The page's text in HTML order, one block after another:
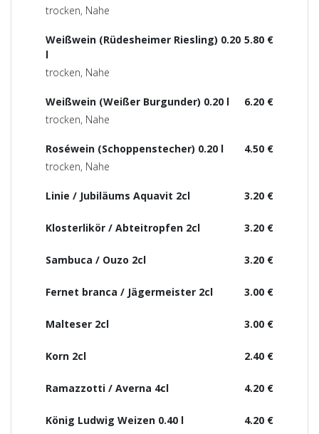
trocken, Nahe
5.80 €
Weißwein (Rüdesheimer Riesling) 0.20
l
trocken, Nahe
6.20 €
Weißwein (Weißer Burgunder) 0.20 l
trocken, Nahe
4.50 €
Roséwein (Schoppenstecher) 0.20 l
trocken, Nahe
3.20 €
Linie / Jubiläums Aquavit 2cl
3.20 €
Klosterlikör / Abteitropfen 2cl
3.20 €
Sambuca / Ouzo 2cl
3.00 €
Fernet branca / Jägermeister 2cl
3.00 €
Malteser 2cl
2.40 €
Korn 2cl
4.20 €
Ramazzotti / Averna 4cl
4.20 €
König Ludwig Weizen 0.40 l